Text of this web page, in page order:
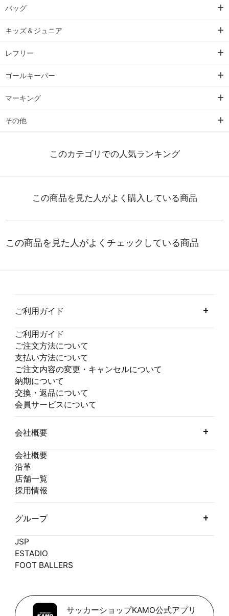
バッグ
キッズ＆ジュニア
レフリー
ゴールキーパー
マーキング
その他
ご利用ガイド
ご利用ガイド
ご注文方法について
支払い方法について
ご注文内容の変更・キャンセルについて
納期について
交換・返品について
会員サービスについて
会社概要
会社概要
沿革
店舗一覧
採用情報
グループ
JSP
ESTADIO
FOOT BALLERS
サッカーショップKAMO公式アプリ